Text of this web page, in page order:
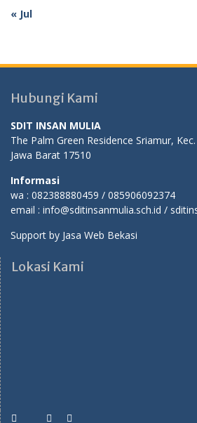
« Jul
Hubungi Kami
SDIT INSAN MULIA
The Palm Green Residence Sriamur,
Jawa Barat 17510
Informasi
wa : 082388880459 / 085906092374
email : info@sditinsanmulia.sch.id /
Support by Jasa Web Bekasi
Lokasi Kami